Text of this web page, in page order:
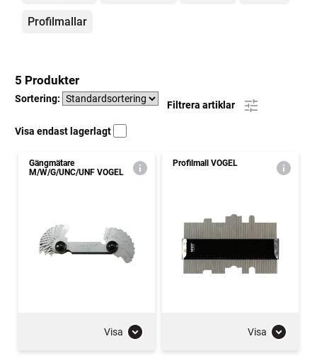
Profilmallar
5 Produkter
Sortering:
Filtrera artiklar
Visa endast lagerlagt
Gängmätare
M/W/G/UNC/UNF VOGEL
Visa
Profilmall VOGEL
Visa